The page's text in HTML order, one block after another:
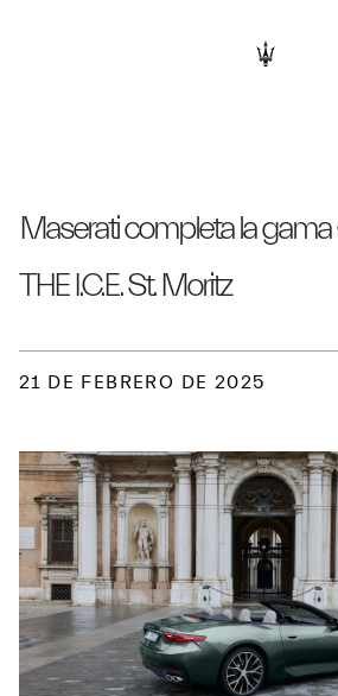
Maserati completa la
THE I.C.E. St. Moritz
21 DE FEBRERO DE 2025